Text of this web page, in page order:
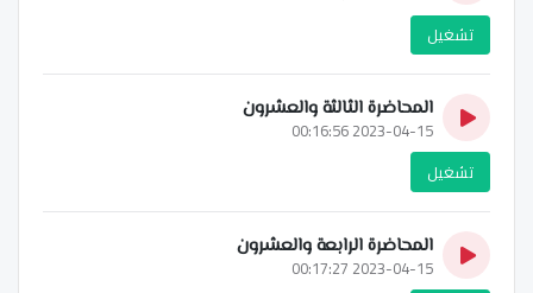
تشغيل
المحاضرة الثالثة والعشرون
2023-04-15 00:16:56
تشغيل
المحاضرة الرابعة والعشرون
2023-04-15 00:17:27